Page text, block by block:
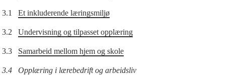
3.1 Et inkluderende læringsmiljø
3.2 Undervisning og tilpasset opplæring
3.3 Samarbeid mellom hjem og skole
3.4 Opplæring i lærebedrift og arbeidsliv